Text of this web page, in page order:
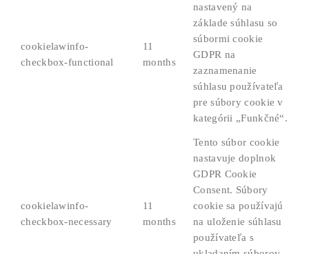
cookielawinfo-
checkbox-functional
11
months
nastavený na
základe súhlasu so
súbormi cookie
GDPR na
zaznamenanie
súhlasu používateľa
pre súbory cookie v
kategórii „Funkčné“.
cookielawinfo-
checkbox-necessary
11
months
Tento súbor cookie
nastavuje doplnok
GDPR Cookie
Consent. Súbory
cookie sa používajú
na uloženie súhlasu
používateľa s